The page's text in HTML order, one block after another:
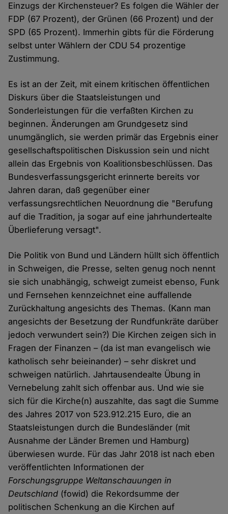
Einzugs der Kirchensteuer? Es folgen die Wähler der
FDP (67 Prozent), der Grünen (66 Prozent) und der
SPD (65 Prozent). Immerhin gibts für die Förderung
selbst unter Wählern der CDU 54 prozentige
Zustimmung.
Es ist an der Zeit, mit einem kritischen öffentlichen
Diskurs über die Staatsleistungen und
Sonderleistungen für die verfaßten Kirchen zu
beginnen. Änderungen am Grundgesetz sind
unumgänglich, sie werden primär das Ergebnis einer
gesellschaftspolitischen Diskussion sein und nicht
allein das Ergebnis von Koalitionsbeschlüssen. Das
Bundesverfassungsgericht erinnerte bereits vor
Jahren daran, daß gegenüber einer
verfassungsrechtlichen Neuordnung die "Berufung
auf die Tradition, ja sogar auf eine jahrhundertealte
Überlieferung versagt".
Die Politik von Bund und Ländern hüllt sich öffentlich
in Schweigen, die Presse, selten genug noch nennt
sie sich unabhängig, schweigt zumeist ebenso, Funk
und Fernsehen kennzeichnet eine auffallende
Zurückhaltung angesichts des Themas. (Kann man
angesichts der Besetzung der Rundfunkräte darüber
jedoch verwundert sein?) Die Kirchen zeigen sich in
Fragen der Finanzen – (da ist man evangelisch wie
katholisch sehr beieinander) – sehr diskret und
schweigen natürlich. Jahrtausendealte Übung in
Vernebelung zahlt sich offenbar aus. Und wie sie
sich für die Kirche(n) auszahlte, das sagt die Summe
des Jahres 2017 von 523.912.215 Euro, die an
Staatsleistungen durch die Bundesländer (mit
Ausnahme der Länder Bremen und Hamburg)
überwiesen wurde. Für das Jahr 2018 ist nach eben
veröffentlichten Informationen der
Forschungsgruppe Weltanschauungen in
Deutschland (fowid) die Rekordsumme der
politischen Schenkung an die Kirchen auf